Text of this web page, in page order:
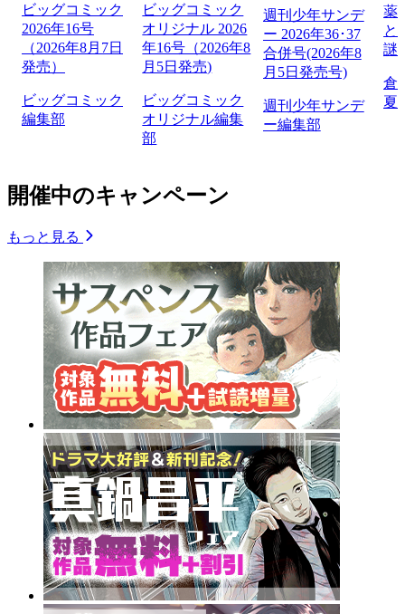
ビッグコミック
2026年16号
（2026年8月7日
発売）
ビッグコミック
編集部
ビッグコミック
オリジナル 2026
年16号（2026年8
月5日発売)
ビッグコミック
オリジナル編集
部
週刊少年サンデ
ー 2026年36･37
合併号(2026年8
月5日発売号)
週刊少年サンデ
ー編集部
薬
と
謎
倉
夏
開催中のキャンペーン
もっと見る